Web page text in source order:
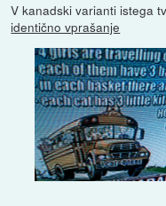
V kanadski varianti istega
identično vprašanje